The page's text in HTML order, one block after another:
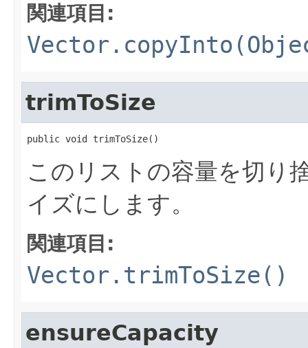
関連項目:
trimToSize
public void trimToSize()
このリストの容量を切り
イズにします。
関連項目:
Vector.trimToSize()
ensureCapacity